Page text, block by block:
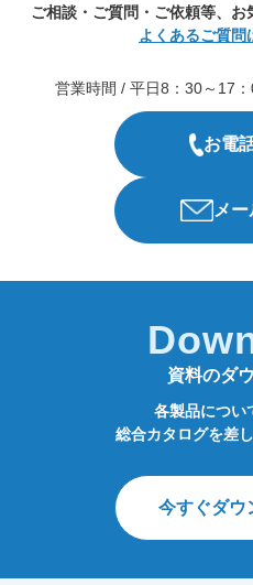
ご相談・ご質問・ご依頼等、お
よくあるご質問
営業時間 / 平日8：30～17：
お電
メ
資料のダ
各製品につい
総合カタログを差
今すぐダウ